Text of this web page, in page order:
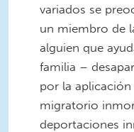
variados se
un miembro de
alguien que
familia –
por la
migratorio
deportaciones